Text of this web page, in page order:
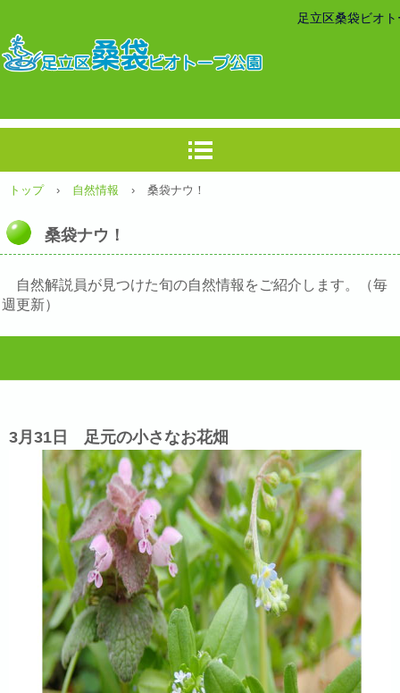
足立区桑袋ビオ
トップ › 自然情報 › 桑袋ナウ！
桑袋ナウ！
自然解説員が見つけた旬の自然情報をご紹介します。（毎
週更新）
3月31日 足元の小さなお花畑